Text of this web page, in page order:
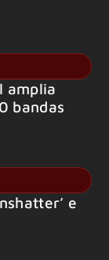
amplia
bandas
e